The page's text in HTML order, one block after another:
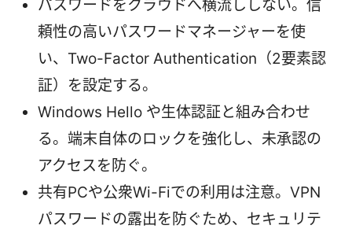
パスワードをクラウドへ横流ししない。信
頼性の高いパスワードマネージャーを使
い、Two-Factor Authentication（2要素認
証）を設定する。
Windows Hello や生体認証と組み合わせ
る。端末自体のロックを強化し、未承認の
アクセスを防ぐ。
共有PCや公衆Wi-Fiでの利用は注意。VPN
パスワードの露出を防ぐため、セキュリテ